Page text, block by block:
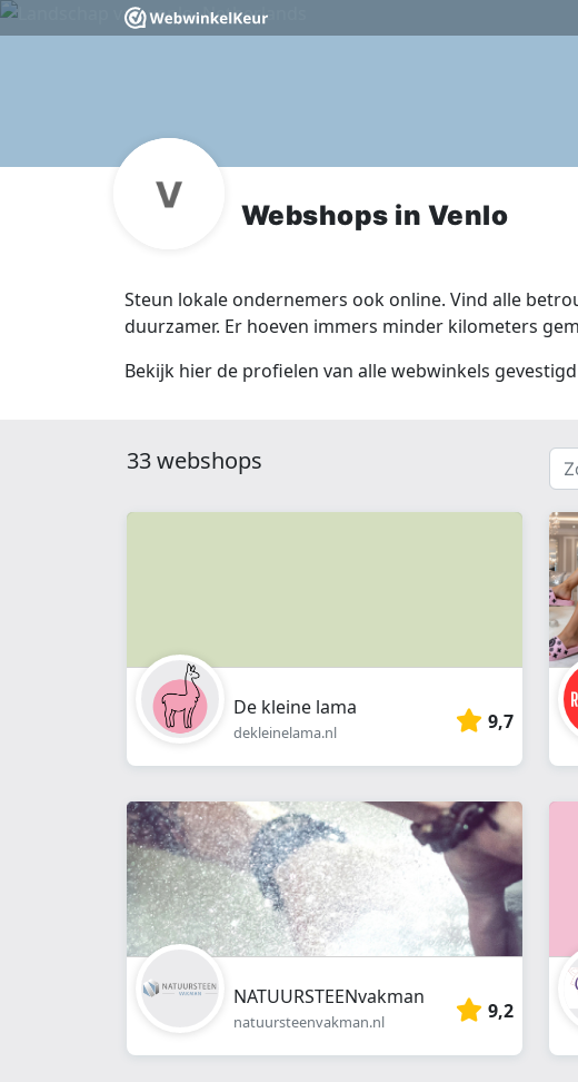
Webshops in Venlo
Steun lokale ondernemers ook online. Vind alle
duurzamer. Er hoeven immers minder kilometers
Bekijk hier de profielen van alle webwinkels
33 webshops
een
De kleine lama
dekleinelama.nl 9,7
NATUURSTEENvakman
natuursteenvakman.nl 9,2